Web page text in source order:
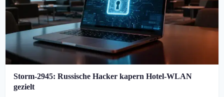
Storm-2945: Russische Hacker kapern Hotel-WLAN
gezielt